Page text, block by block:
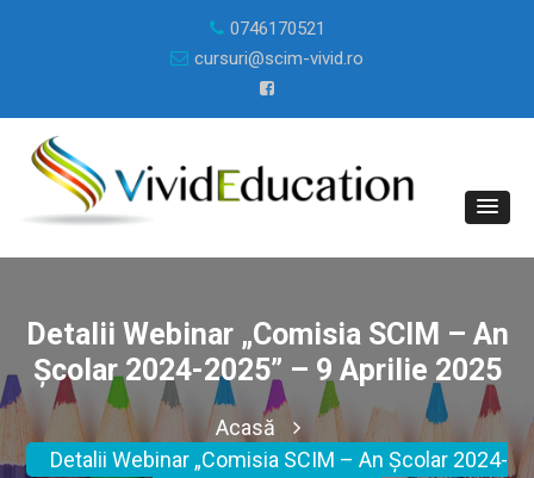
0746170521
cursuri@scim-vivid.ro
Detalii Webinar „Comisia SCIM – An
Școlar 2024-2025” – 9 Aprilie 2025
Acasă
Detalii Webinar „Comisia SCIM – An Școlar 2024-